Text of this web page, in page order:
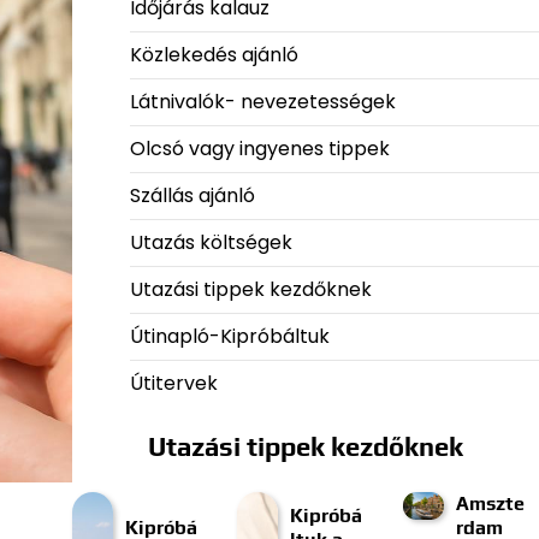
Időjárás kalauz
Közlekedés ajánló
Látnivalók- nevezetességek
Olcsó vagy ingyenes tippek
Szállás ajánló
Utazás költségek
Utazási tippek kezdőknek
Útinapló-Kipróbáltuk
Útitervek
Utazási tippek kezdőknek
Kipróbá
Kipróbá
Amszte
rdam